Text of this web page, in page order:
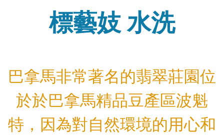
標藝妓 水洗
巴拿馬非常著名的翡翠莊園位
於於巴拿馬精品豆產區波魁
特，因為對自然環境的用心和